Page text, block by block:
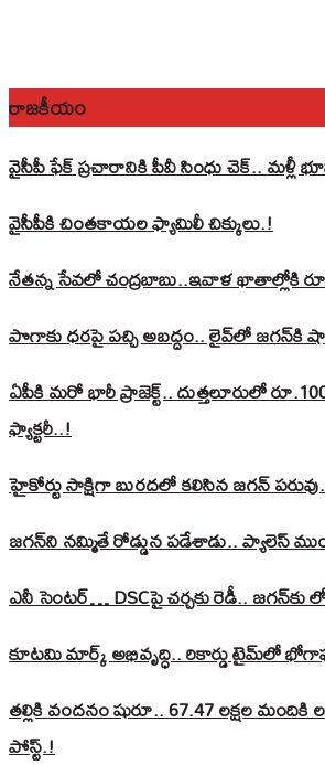
రాజకీయం
వైసీపీ ఫేక్ ప్రచారానికి పీవీ సింధు చెక్.. మళ్లీ
వైసీపీకి చింతకాయల ఫ్యామిలీ చిక్కులు.!
నేతన్న సేవలో చంద్రబాబు..ఇవాళ ఖాతాల్లోకి
పొగాకు ధరపై పచ్చి అబద్దం.. లైవ్‌లో జగన్‌కి
ఏపీకి మరో భారీ ప్రాజెక్ట్.. దుత్తలూరులో
ఫ్యాక్టరీ..!
హైకోర్టు సాక్షిగా బురదలో కలిసిన జగన్
జగన్‌ని నమ్మితే రోడ్డున పడేశాడు.. ప్యాలెస్‌
ఎనీ సెంటర్‌… DSCపై చర్చకు రెడీ..
కూటమి మార్క్ అభివృద్ధి.. రికార్డు టైమ్‌లో
తల్లికి వందనం షురూ.. 67.47 లక్షల
పోస్ట్‌.!